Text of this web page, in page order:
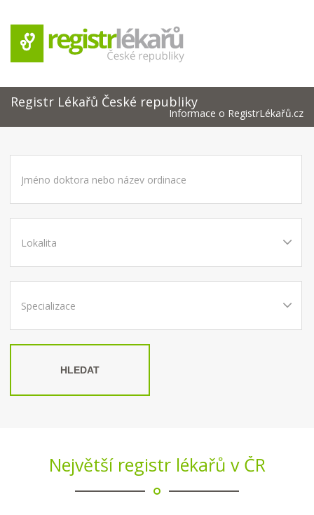
Registr Lékařů České republiky
Informace o RegistrLékařů.cz
HLEDAT
Největší registr lékařů v ČR